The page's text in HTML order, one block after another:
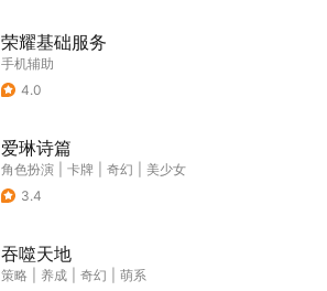
荣耀基础服务
手机辅助
4.0
爱琳诗篇
角色扮演 卡牌 奇幻
美少女
3.4
吞噬天地
策略 养成 奇幻
萌系